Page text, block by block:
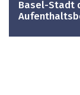
Basel-Stadt